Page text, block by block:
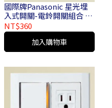
國際牌Panasonic 星光埋
入式開關-電鈴開關組合 2
開 1 電鈴110V 2 切 1 電鈴
110V - WTDFP 4339
NT$360
加入購物車